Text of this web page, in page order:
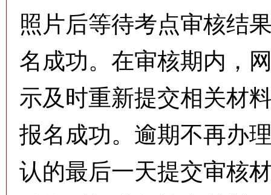
照片后等待考点审核结
名成功。在审核期内，
示及时重新提交相关材
报名成功。逾期不再办
认的最后一天提交审核